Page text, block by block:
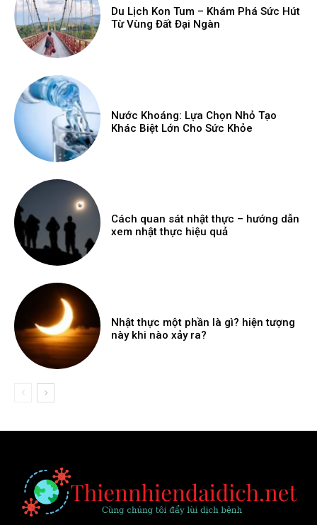
Du Lịch Kon Tum – Khám Phá Sức Hút
Từ Vùng Đất Đại Ngàn
Nước Khoáng: Lựa Chọn Nhỏ Tạo
Khác Biệt Lớn Cho Sức Khỏe
Cách quan sát nhật thực – hướng dẫn
xem nhật thực hiệu quả
Nhật thực một phần là gì? hiện tượng
này khi nào xảy ra?